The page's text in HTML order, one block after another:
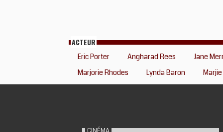
ACTEUR
Eric Porter Angharad Rees
Jane
Marjorie Rhodes
Lynda Baron